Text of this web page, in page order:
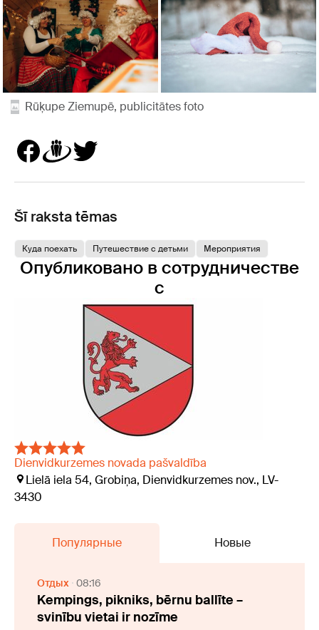
Rūķupe Ziemupē, publicitātes foto
Šī raksta tēmas
Куда поехать Путешествие с детьми Мероприятия
Опубликовано в сотрудничестве
с
Dienvidkurzemes novada pašvaldība
Lielā iela 54, Grobiņa, Dienvidkurzemes nov., LV-
3430
Популярные Новые
Отдых 08:16
Kempings, pikniks, bērnu ballīte –
svinību vietai ir nozīme